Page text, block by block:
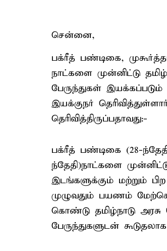
சென்னை,
பக்ரீத் பண்டிகை,
நாட்களை முன்னிட்டு
பேருந்துகள்
இயக்குநர்
தெரிவித்திருப்பதாவது:-
பக்ரீத் பண்டிகை (28-
ந்தேதி)நாட்களை
இடங்களுக்கும் மற்றும்
முழுவதும் பயணம்
கொண்டு தமிழ்நாடு
பேருந்துகளுடன்